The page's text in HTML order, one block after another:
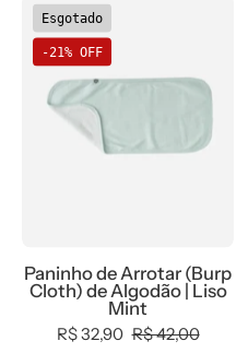
Mint
0.3,
b2b,
Baby,
Esgotado
-21% OFF
Paninho de Arrotar (Burp
Cloth) de Algodão | Liso
Mint
R$ 32,90 R$ 42,00